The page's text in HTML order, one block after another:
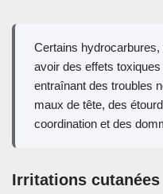
Certains
avoir des effets
entraînant des troubles
maux de tête, des
coordination et des
Irritations cutanées